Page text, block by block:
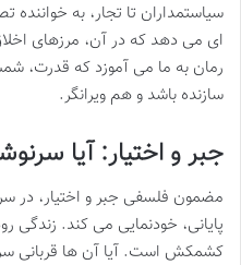
سیاستمداران تا تجار، به خواننده
ای می دهد که در آن، مرزهای
رمان به ما می آموزد که قدرت،
سازنده باشد و هم ویرانگر.
جبر و اختیار: آیا
مضمون فلسفی جبر و اختیار، در
پایانی، خودنمایی می کند. زندگی
کشمکش است. آیا آن ها قربانی